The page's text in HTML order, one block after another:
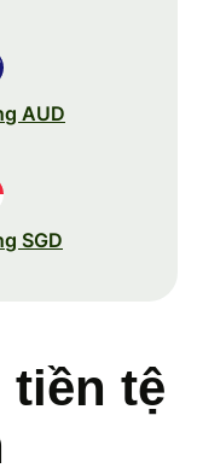
AUD
SGD
tiền tệ